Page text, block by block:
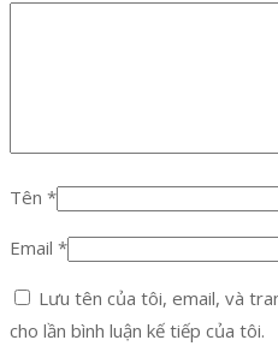
Tên *
Email *
Lưu tên của tôi, email, và
cho lần bình luận kế tiếp của tôi.